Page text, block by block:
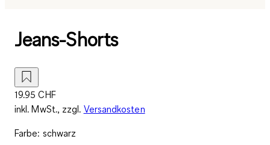
Jeans-Shorts
19.95 CHF
inkl. MwSt., zzgl. Versandkosten
Farbe: schwarz